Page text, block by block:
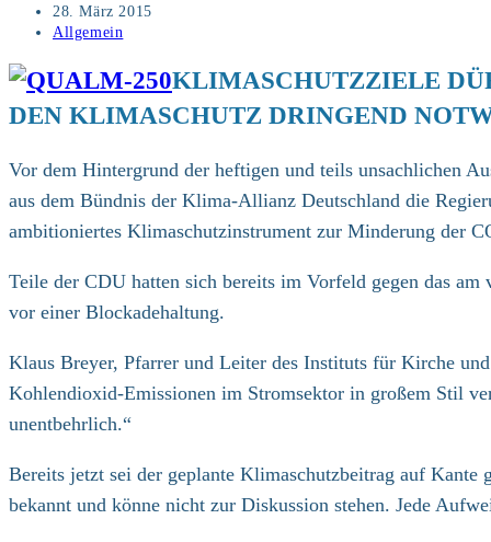
Autor:
Beitrag
veröffentlicht:
28. März 2015
Beitrags-
Allgemein
KLIMASCHUTZZIELE
DEN KLIMASCHUTZ DRINGEND
Vor dem Hintergrund der heftigen und teils unsachlichen
aus dem Bündnis der Klima-Allianz Deutschland die
ambitioniertes Klimaschutzinstrument zur Minderung der
Teile der CDU hatten sich bereits im Vorfeld gegen das
vor einer Blockadehaltung.
Klaus Breyer, Pfarrer und Leiter des Instituts für Kirche
Kohlendioxid-Emissionen im Stromsektor in großem Stil
unentbehrlich.“
Bereits jetzt sei der geplante Klimaschutzbeitrag auf
bekannt und könne nicht zur Diskussion stehen. Jede